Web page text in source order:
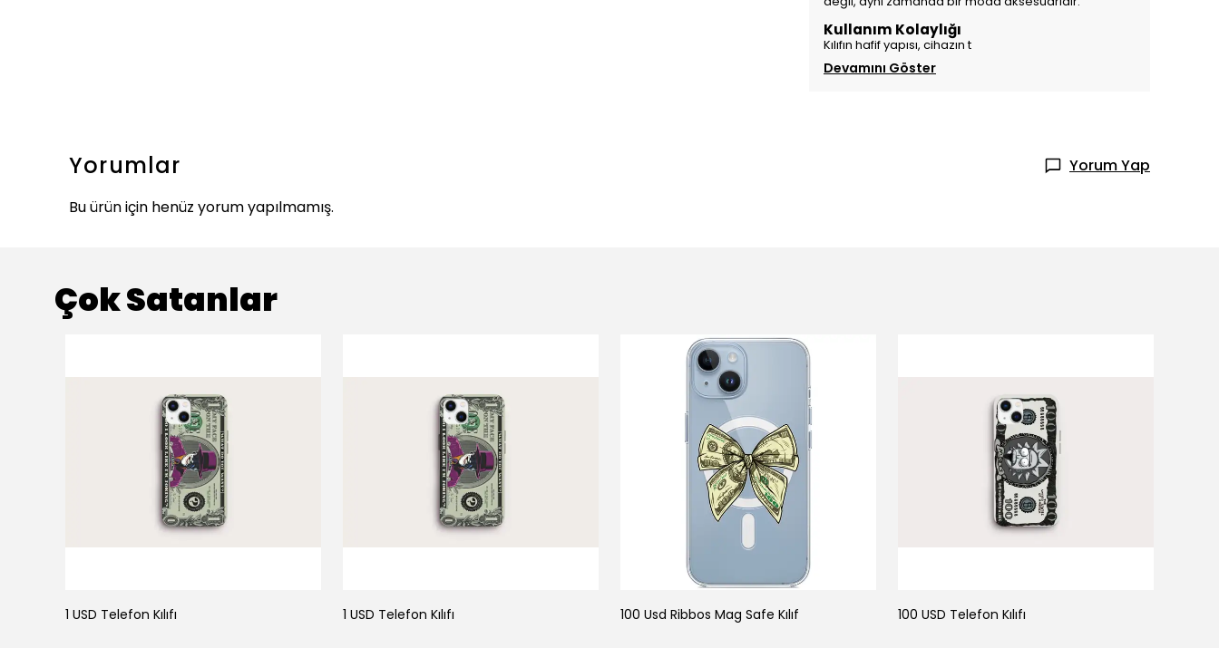
Kullanım Kolaylığı
Kılıfın hafif yapısı, cihazın t
Devamını Göster
Yorumlar
Yorum Yap
Bu ürün için henüz yorum yapılmamış.
Çok Satanlar
1 USD Telefon Kılıfı 1 USD Telefon Kılıfı 100 Usd Ribbos Mag Safe Kılıf 100 USD Telefon Kılıfı